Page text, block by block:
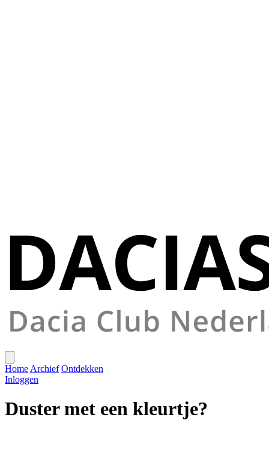
Home Archief Ontdekken
Inloggen
Duster met een kleurtje?